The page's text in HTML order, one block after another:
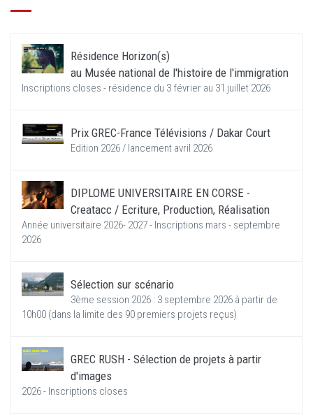
Résidence Horizon(s)
au Musée national de l'histoire de l'immigration
Inscriptions closes - résidence du 3 février au 31 juillet 2026
Prix GREC-France Télévisions / Dakar Court
Edition 2026 / lancement avril 2026
DIPLOME UNIVERSITAIRE EN CORSE -
Creatacc / Ecriture, Production, Réalisation
Année universitaire 2026- 2027 - Inscriptions mars - septembre
2026
Sélection sur scénario
3ème session 2026 : 3 septembre 2026 à partir de
10h00 (dans la limite des 90 premiers projets reçus)
GREC RUSH - Sélection de projets à partir
d'images
2026 - Inscriptions closes